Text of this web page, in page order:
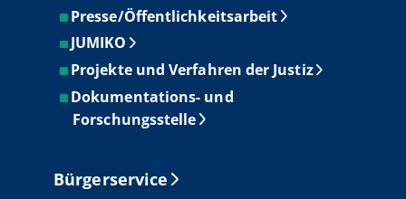
Presse/Öffentlichkeitsarbeit
JUMIKO
Projekte und Verfahren der Justiz
Dokumentations- und
Forschungsstelle
Bürgerservice